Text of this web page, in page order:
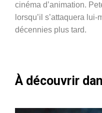
cinéma d’animation.
lorsqu’il s’attaquera
décennies plus tard.
À découvrir